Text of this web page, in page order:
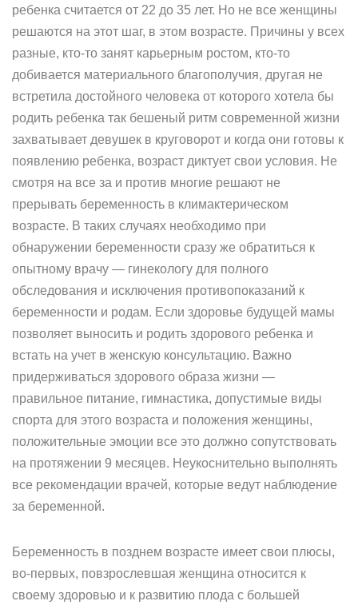
ребенка считается от 22 до 35 лет. Но не все женщины
решаются на этот шаг, в этом возрасте. Причины у всех
разные, кто-то занят карьерным ростом, кто-то
добивается материального благополучия, другая не
встретила достойного человека от которого хотела бы
родить ребенка так бешеный ритм современной жизни
захватывает девушек в круговорот и когда они готовы к
появлению ребенка, возраст диктует свои условия. Не
смотря на все за и против многие решают не
прерывать беременность в климактерическом
возрасте. В таких случаях необходимо при
обнаружении беременности сразу же обратиться к
опытному врачу — гинекологу для полного
обследования и исключения противопоказаний к
беременности и родам. Если здоровье будущей мамы
позволяет выносить и родить здорового ребенка и
встать на учет в женскую консультацию. Важно
придерживаться здорового образа жизни —
правильное питание, гимнастика, допустимые виды
спорта для этого возраста и положения женщины,
положительные эмоции все это должно сопутствовать
на протяжении 9 месяцев. Неукоснительно выполнять
все рекомендации врачей, которые ведут наблюдение
за беременной.
Беременность в позднем возрасте имеет свои плюсы,
во-первых, повзрослевшая женщина относится к
своему здоровью и к развитию плода с большей